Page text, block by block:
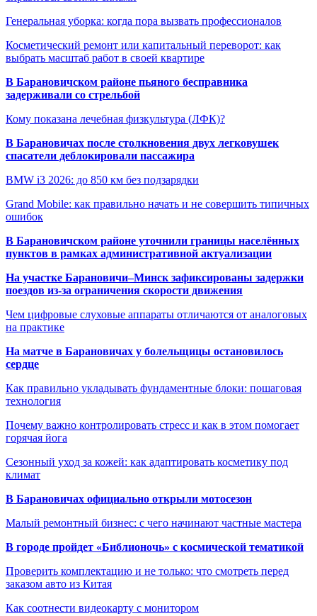
Генеральная уборка: когда пора вызвать профессионалов
Косметический ремонт или капитальный переворот: как
выбрать масштаб работ в своей квартире
В Барановичском районе пьяного бесправника
задерживали со стрельбой
Кому показана лечебная физкультура (ЛФК)?
В Барановичах после столкновения двух легковушек
спасатели деблокировали пассажира
BMW i3 2026: до 850 км без подзарядки
Grand Mobile: как правильно начать и не совершить типичных
ошибок
В Барановичском районе уточнили границы населённых
пунктов в рамках административной актуализации
На участке Барановичи–Минск зафиксированы задержки
поездов из-за ограничения скорости движения
Чем цифровые слуховые аппараты отличаются от аналоговых
на практике
На матче в Барановичах у болельщицы остановилось
сердце
Как правильно укладывать фундаментные блоки: пошаговая
технология
Почему важно контролировать стресс и как в этом помогает
горячая йога
Сезонный уход за кожей: как адаптировать косметику под
климат
В Барановичах официально открыли мотосезон
Малый ремонтный бизнес: с чего начинают частные мастера
В городе пройдет «Библионочь» с космической тематикой
Проверить комплектацию и не только: что смотреть перед
заказом авто из Китая
Как соотнести видеокарту с монитором